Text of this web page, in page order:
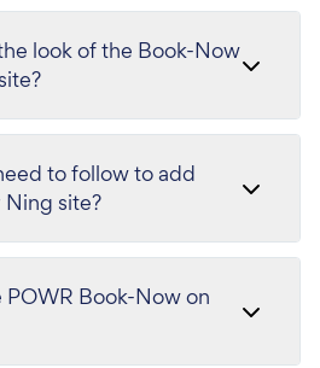
look of the Book-Now
to follow to add
site?
Book-Now on